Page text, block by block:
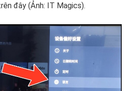
đây (Ảnh: IT Magics).